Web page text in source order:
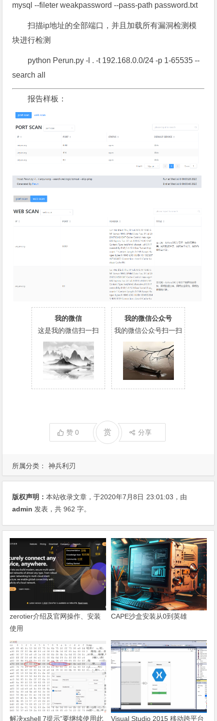
所属分类： 神兵利刃
mysql --fileter weakpassword --pass-path password.txt
扫描ip地址的全部端口，并且加载所有漏洞检测模
块进行检测
python Perun.py -l . -t 192.168.0.0/24 -p 1-65535 --
search all
报告样板：
我的微信
这是我的微信扫一扫
我的微信公众号
我的微信公众号扫一扫
赞0 赏 分享
版权声明：本站收录文章，于2020年7月8日 23:01:03 ，由
admin 发表，共 962 字。
zerotier介绍及官网操作、安装
使用
CAPE沙盒安装从0到英雄
解决xshell 7提示”要继续使用此 Visual Studio 2015 移动跨平台